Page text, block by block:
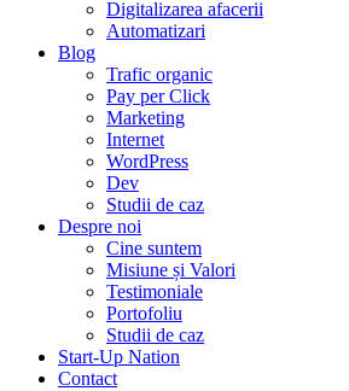
Digitalizarea afacerii
Automatizari
Blog
Trafic organic
Pay per Click
Marketing
Internet
WordPress
Dev
Studii de caz
Despre noi
Cine suntem
Misiune și Valori
Testimoniale
Portofoliu
Studii de caz
Start-Up Nation
Contact